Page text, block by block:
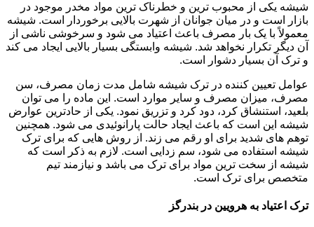
شیشه یکی از محبوب ترین و خطرناک ترین مواد مخدر موجود در
بازار است و در میان جوانان از شهرت بالایی برخوردار است. شیشه
معمولاً با یک بار مصرف باعث اعتیاد می شود و سرخوشی ناشی از
آن دیگر تکرار نخواهد شد. شیشه وابستگی بسیار بالایی ایجاد می کند
و ترک آن بسیار دشوار است.
عوامل تعیین کننده در ترک شیشه شامل مدت زمان مصرف، سن
مصرف، میزان مصرف و سایر موارد است. این ماده را می توان
بلعید، استنشاق کرد، دود کرد و تزریق نمود. یکی از حادترین عوارض
شیشه این است که باعث ایجاد حالت پارانوئیدی می شود. همچنین
توهم های شدید برای او رقم می زند. از روش هایی که برای ترک
شیشه استفاده می شود، سم زدایی است. لازم به ذکر است که
شیشه از سخت ترین مواد برای ترک می باشد و نیازمند تیم
متخصص برای ترک است.
ترک اعتیاد به هرویین در بندرگز